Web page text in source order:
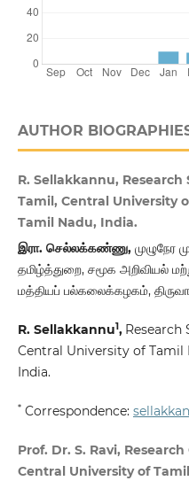
AUTHOR
R. Sellakkannu,
Tamil, Central University
Tamil Nadu, India.
இரா. செல்லக்கண்ணு,
தமிழ்த்துறை, சமூக அறிவியல்
மத்தியப் பல்கலைக்கழகம்,
R. Sellakkannu1, Research
Central University of Tamil
India.
*Correspondence:
Prof. Dr. S. Ravi,
Central University of